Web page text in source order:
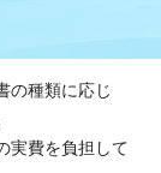
の種類に応じ
実費を負担して